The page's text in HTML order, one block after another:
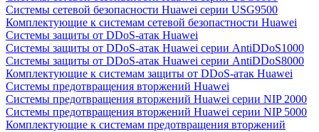
Системы сетевой безопасности Huawei серии USG9500
Комплектующие к системам сетевой безопастности Huawei
Системы защиты от DDoS-атак Huawei
Системы защиты от DDoS-атак Huawei серии AntiDDoS1000
Системы защиты от DDoS-атак Huawei серии AntiDDoS8000
Комплектующие к системам защиты от DDoS-атак Huawei
Системы предотвращения вторжений Huawei
Системы предотвращения вторжений Huawei серии NIP 2000
Системы предотвращения вторжений Huawei серии NIP 5000
Комплектующие к системам предотвращения вторжений